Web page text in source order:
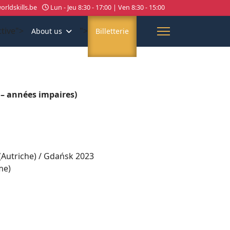
Lun - Jeu 8:30 - 17:00 | Ven 8:30 - 15:00
About us "> Billetterie
années impaires)
/ Gdańsk 2023